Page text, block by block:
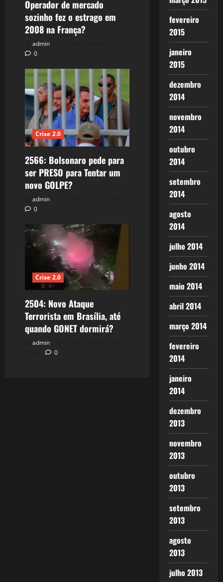
Operador de mercado
sozinho fez o estrago em
2008 na França?
admin
0
Crise 2.0
2566: Bolsonaro pede para
ser PRESO para Tentar um
novo GOLPE?
admin
0
Crise 2.0
2504: Novo Ataque
Terrorista em Brasília, até
quando GONET dormirá?
admin
0
fevereiro
2015
janeiro
2015
dezembro
2014
novembro
2014
outubro
2014
setembro
2014
agosto
2014
julho 2014
junho 2014
maio 2014
abril 2014
março 2014
fevereiro
2014
janeiro
2014
dezembro
2013
novembro
2013
outubro
2013
setembro
2013
agosto
2013
julho 2013